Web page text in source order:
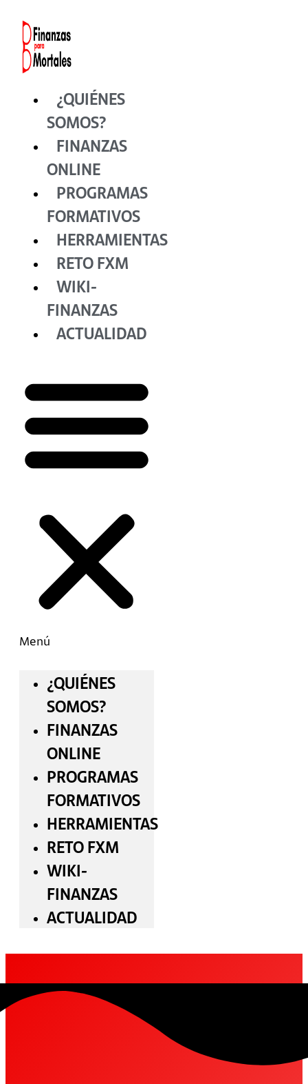
contenido
¿QUIÉNES
SOMOS?
FINANZAS
ONLINE
PROGRAMAS
FORMATIVOS
HERRAMIENTAS
RETO FXM
WIKI-
FINANZAS
ACTUALIDAD
Menú
¿QUIÉNES
SOMOS?
FINANZAS
ONLINE
PROGRAMAS
FORMATIVOS
HERRAMIENTAS
RETO FXM
WIKI-
FINANZAS
ACTUALIDAD